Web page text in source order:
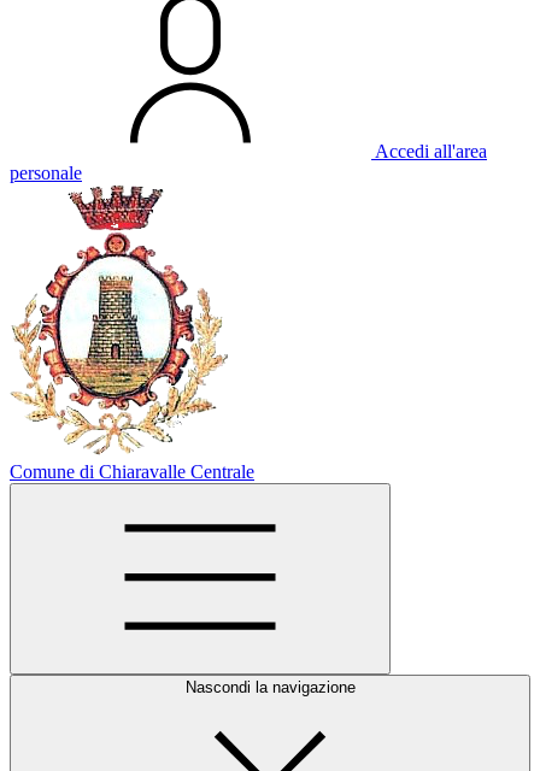
Accedi all'area
personale
Comune di Chiaravalle Centrale
Nascondi la navigazione